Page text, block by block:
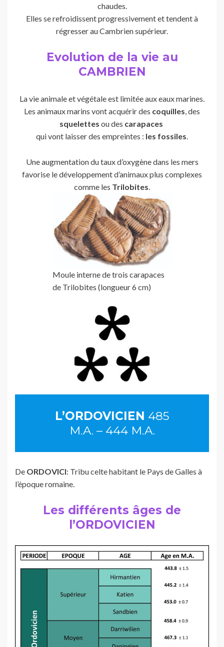
chaudes.
Elles se refroidissent progressivement et tendent à
régresser au Cambrien supérieur.
Evolution de la vie au
CAMBRIEN
La vie animale et végétale est limitée aux eaux marines.
Les animaux marins vont acquérir des coquilles , des
squelettes ou des carapaces
qui vont laisser des empreintes : les fossiles
Une augmentation du taux d’oxygène dans les mers
favorise le développement d’animaux plus complexes
comme les Trilobites
Moule interne de trois carapaces
de Trilobites (longueur 6 cm)
L’ORDOVICIEN 485
M.A. – 444 M.A.
De ORDOVICI: Tribu celte habitant le Pays de Galles à
l’époque romaine.
Les différents âges de
l’ORDOVICIEN